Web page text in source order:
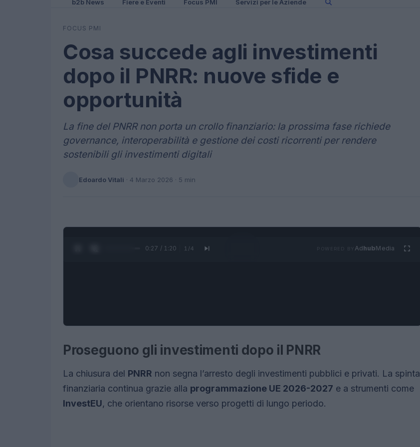
b2b News Fiere e Eventi Focus PMI Servizi per le Aziende
FOCUS PMI
Cosa succede agli investimenti
dopo il PNRR: nuove sfide e
opportunità
La fine del PNRR non porta un crollo finanziario: la prossima fase richiede
governance, interoperabilità e gestione dei costi ricorrenti per rendere
sostenibili gli investimenti digitali
Edoardo Vitali · 4 Marzo 2026 · 5 min
0:27 / 1:20 1 /4 AdhubMedia
Proseguono gli investimenti dopo il PNRR
La chiusura del PNRR non segna l’arresto degli investimenti pubblici e privati. La spinta
finanziaria continua grazie alla programmazione UE 2026-2027 e a strumenti come
InvestEU, che orientano risorse verso progetti di lungo periodo.